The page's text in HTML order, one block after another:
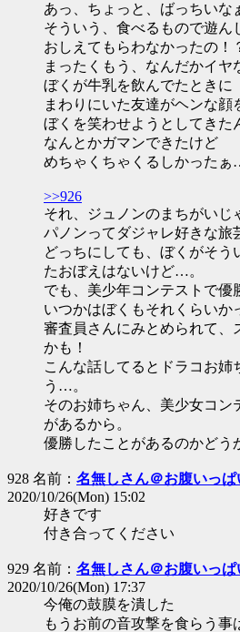
あっ、ちょっと、ばっちいな
そういう、食べるもので遊ん
おしえてもらわなかったの！
まったくもう、なんだかイヤ
ぼくが牛乳を飲んでたときに
まわりにいた友達がヘンな顔
ぼくを笑わせようとしてきた
なんとかガマンできたけど
めちゃくちゃくるしかったぁ
>>926
それ、ジュノンのまちがいじ
パノンってダジャレ好きな旅
どっちにしても、ぼくがそう
たおぼえはないけど…。
でも、美少年コンテストで優
いつかはぼくもそれくらいか
審査員さんにみとめられて、
かも！
こんな話してるとドラコお姉
う…。
そのお姉ちゃん、美少女コン
があるから。
優勝したことがあるのかどう
928 名前： 名無しさん＠お腹いっぱ
2020/10/26(Mon) 15:02
好きです
付き合ってください
929 名前： 名無しさん＠お腹いっぱ
2020/10/26(Mon) 17:37
今俺の鼓膜を潰した
もうお前の音攻撃を食らう事